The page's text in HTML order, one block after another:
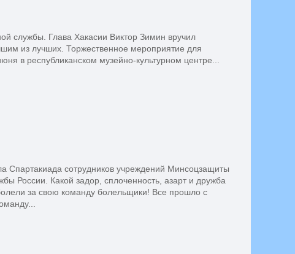
службы. Глава Хакасии Виктор Зимин вручил
из лучших. Торжественное мероприятие для
в республиканском музейно-культурном центре...
Спартакиада сотрудников учреждений Минсоцзащиты
России. Какой задор, сплоченность, азарт и дружба
за свою команду болельщики! Все прошло с